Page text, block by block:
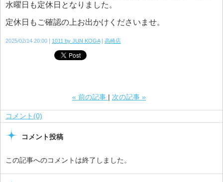
水曜日も定休日となりました。
定休日もご確認の上お出かけくださいませ。
2025/02/14 20:00 1011 by JUN KOGA 高崎店
« 前の記事 次の記事 »
コメント(0)
コメント投稿
この記事へのコメントは終了しました。